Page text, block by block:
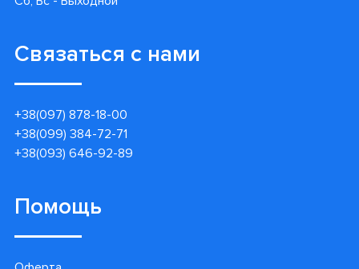
Связаться с нами
+38(097) 878-18-00
+38(099) 384-72-71
+38(093) 646-92-89
Помощь